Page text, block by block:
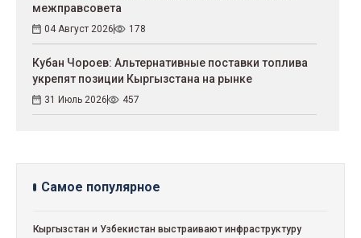
межправсовета
04 Август 2026 178
Кубан Чороев: Альтернативные поставки топлива
укрепят позиции Кыргызстана на рынке
31 Июль 2026 457
Самое популярное
Кыргызстан и Узбекистан выстраивают инфраструктуру